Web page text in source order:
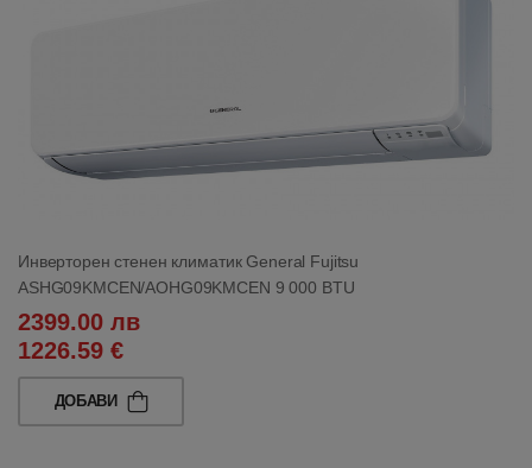
Инверторен стенен климатик General Fujitsu
ASHG09KMCEN/AOHG09KMCEN 9 000 BTU
2399.00 лв
1226.59 €
ДОБАВИ